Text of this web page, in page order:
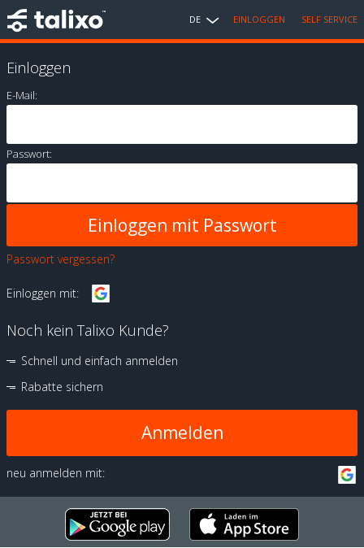
DE EINLOGGEN SELF SERVICE
Einloggen
E-Mail:
Passwort:
Passwort vergessen?
Einloggen mit:
Noch kein Talixo Kunde?
Schnell und einfach anmelden
Rabatte sichern
Anmelden
neu anmelden mit: